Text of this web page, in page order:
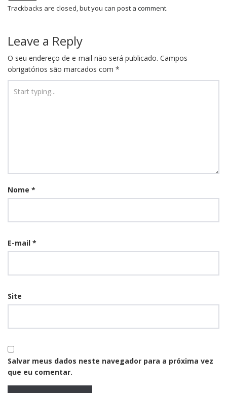
Trackbacks are closed, but you can post a comment.
Leave a Reply
O seu endereço de e-mail não será publicado. Campos
obrigatórios são marcados com *
Nome *
E-mail *
Site
Salvar meus dados neste navegador para a próxima vez
que eu comentar.